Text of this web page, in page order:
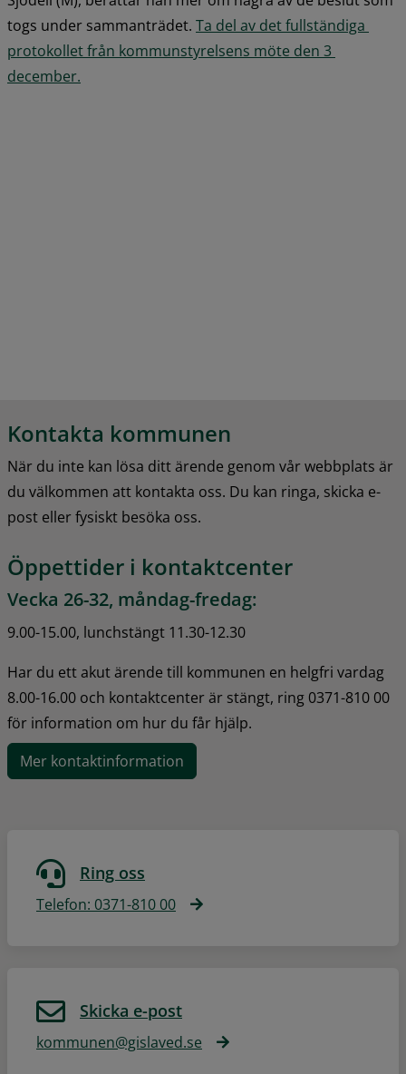
togs under sammanträdet. Ta del av det fullständiga
protokollet från kommunstyrelsens möte den 3
december.
Kontakta kommunen
När du inte kan lösa ditt ärende genom vår webbplats är
du välkommen att kontakta oss. Du kan ringa, skicka e-
post eller fysiskt besöka oss.
Öppettider i kontaktcenter
Vecka 26-32, måndag-fredag:
9.00-15.00, lunchstängt 11.30-12.30
Har du ett akut ärende till kommunen en helgfri vardag
8.00-16.00 och kontaktcenter är stängt, ring 0371-810 00
för information om hur du får hjälp.
Mer kontaktinformation
Ring oss
Telefon: 0371-810 00
Skicka e-post
kommunen@gislaved.se